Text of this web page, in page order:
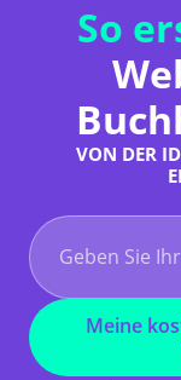
So
VON DER
Meine